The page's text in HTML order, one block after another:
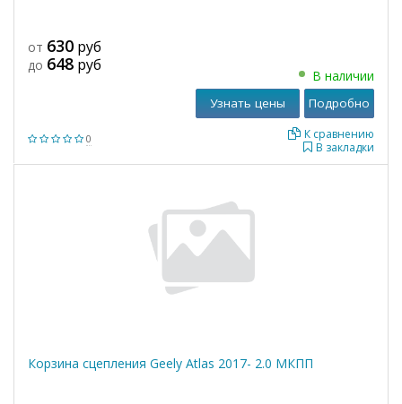
0
от 630 руб
до 648 руб
В наличии
В закладки
К сравнению
Узнать цены Подробно
Корзина сцепления Geely Atlas 2017- 2.0 МКПП